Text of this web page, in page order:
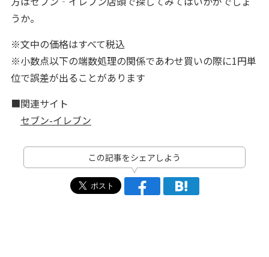
うか。
※文中の価格はすべて税込
※小数点以下の端数処理の関係であわせ買いの際に1円単
位で誤差が出ることがあります
■関連サイト
セブン-イレブン
この記事をシェアしよう